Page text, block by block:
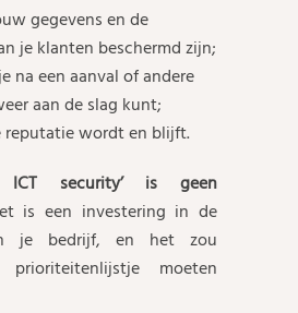
gegevens en de
je klanten beschermd zijn;
na een aanval of andere
aan de slag kunt;
reputatie wordt en blijft.
ICT security’ is geen
is een investering in de
je bedrijf, en het zou
moeten